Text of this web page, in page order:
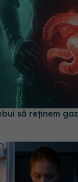
să reținem